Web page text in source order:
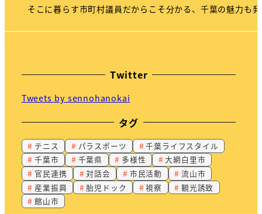
そこに暮らす市町村議員だからこそ分かる、千葉の魅力も
Twitter
Tweets by sennohanokai
タグ
テニス パラスポーツ
千葉ライフスタイル
千葉市
千葉県 多様性
大網白里市
官民連携
対話会 市民活動
流山市
産業振興
胎児ドック 視察
観光誘致
館山市